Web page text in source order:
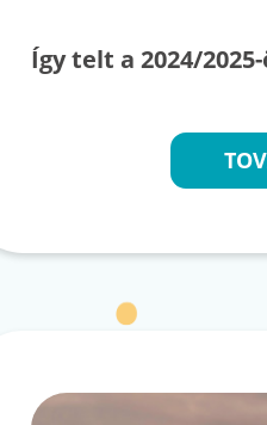
Így telt a 2024/